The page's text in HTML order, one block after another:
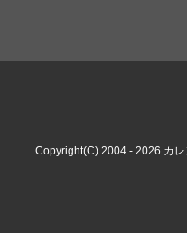
Copyright(C) 2004 - 2026 カ